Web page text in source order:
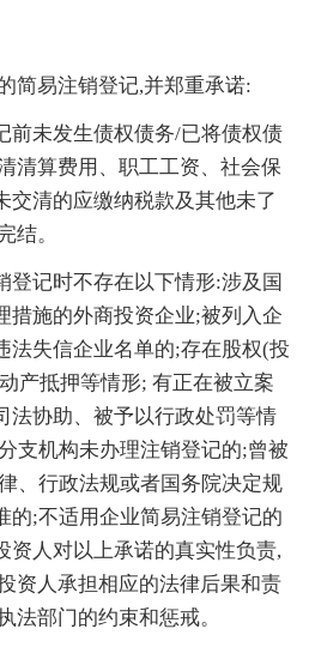
简易注销登记,并郑重承诺:
前未发生债权债务/已将债权债
清算费用、职工工资、社会保
交清的应缴纳税款及其他未了
结。
登记时不存在以下情形:涉及国
措施的外商投资企业;被列入企
法失信企业名单的;存在股权(投
产抵押等情形; 有正在被立案
法协助、被予以行政处罚等情
支机构未办理注销登记的;曾被
、行政法规或者国务院决定规
的;不适用企业简易注销登记的
资人对以上承诺的真实性负责,
资人承担相应的法律后果和责
法部门的约束和惩戒。